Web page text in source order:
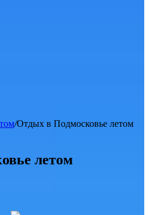
/Отдых в Подмосковье летом
летом